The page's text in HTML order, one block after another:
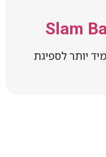
Slam
יותר לספיגת